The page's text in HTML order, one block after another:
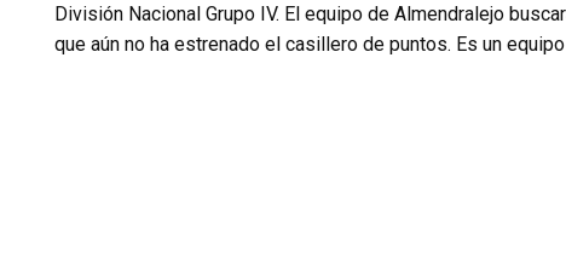
División Nacional Grupo IV. El equipo de Almendralejo
que aún no ha estrenado el casillero de puntos. Es un